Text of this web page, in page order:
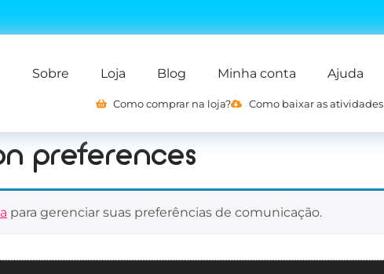
Sobre Loja Blog Minha conta Ajuda
Como comprar na loja? Como baixar as atividades
preferences
para gerenciar suas preferências de comunicação.